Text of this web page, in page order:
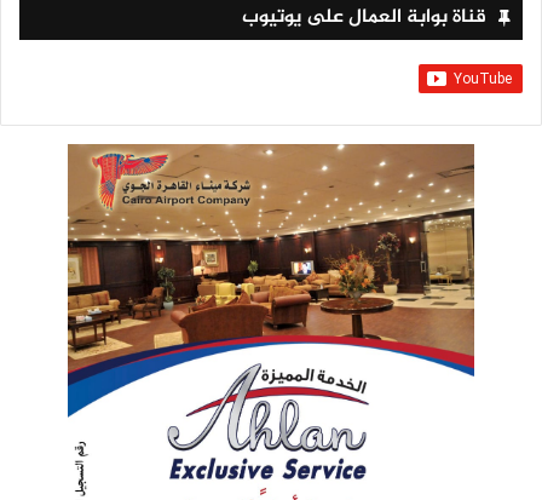
قناة بوابة العمال على يوتيوب